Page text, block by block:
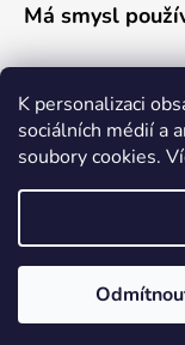
K personalizaci
sociálních médií a
soubory cookies.
Má smysl
Přijímáme
Copyright